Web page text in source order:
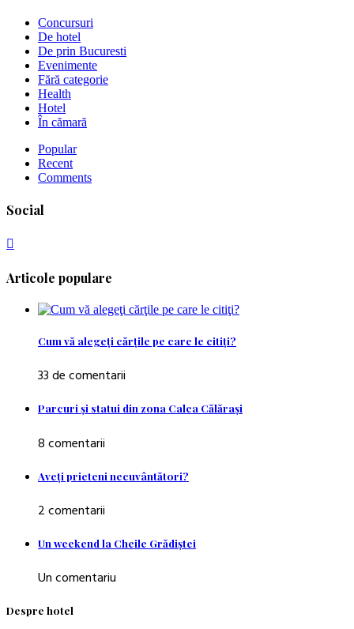
Concursuri
De hotel
De prin Bucuresti
Evenimente
Fără categorie
Health
Hotel
În cămară
Popular
Recent
Comments
Social
Articole populare
Cum vă alegeţi cărţile pe care le citiţi?
33 de comentarii
Parcuri şi statui din zona Calea Călăraşi
8 comentarii
Aveţi prieteni necuvântători?
2 comentarii
Un weekend la Cheile Grădiştei
Un comentariu
Despre hotel